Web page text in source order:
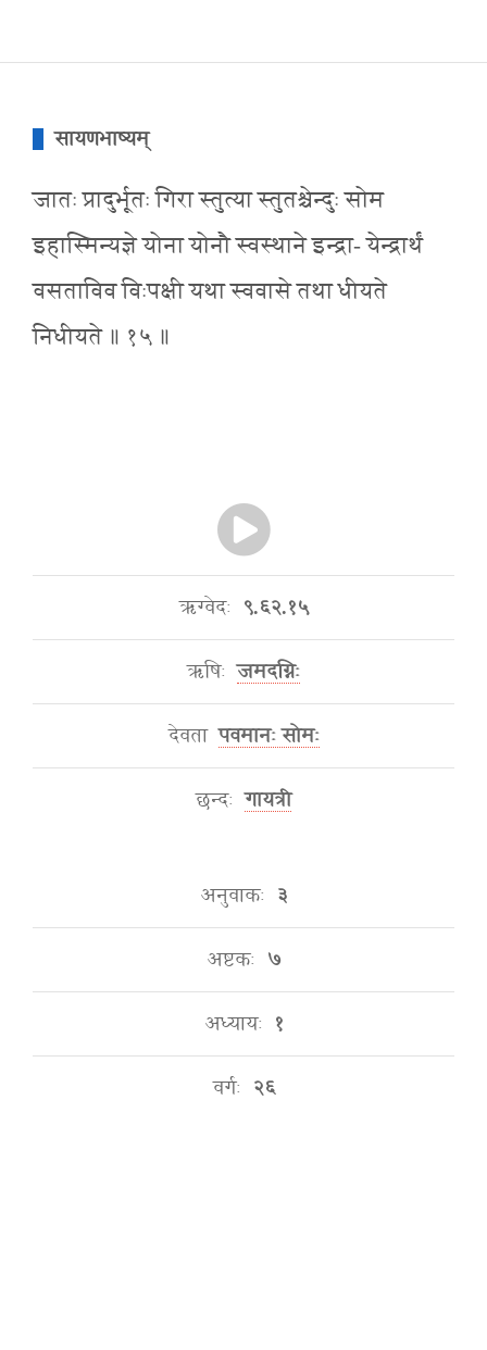
सायणभाष्यम्
जातः प्रादुर्भूतः गिरा स्तुत्या स्तुतश्चेन्दुः सोम
इहास्मिन्यज्ञे योना योनौ स्वस्थाने इन्द्रा- येन्द्रार्थं
वसताविव विःपक्षी यथा स्ववासे तथा धीयते
निधीयते ॥ १५ ॥
ऋग्वेदः ९.६२.१५
ऋषिः जमदग्निः
देवता पवमानः सोमः
छन्दः गायत्री
अनुवाकः ३
अष्टकः ७
अध्यायः १
वर्गः २६